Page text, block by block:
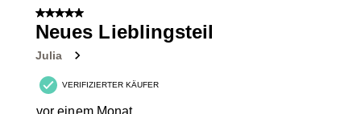
von
Bewertung.
5 von 5 Sternen.
Neues Lieblingsteil
Julia
VERIFIZIERTER KÄUFER